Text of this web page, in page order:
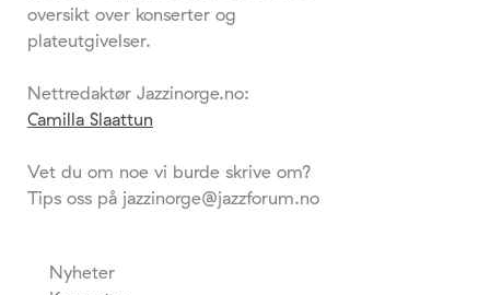
oversikt over konserter og
plateutgivelser.
Nettredaktør Jazzinorge.no:
Camilla Slaattun
Vet du om noe vi burde skrive om?
Tips oss på jazzinorge@jazzforum.no
Nyheter